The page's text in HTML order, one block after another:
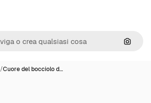
Cerca
/Cuore del bocciolo d…